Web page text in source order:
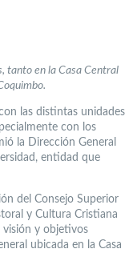
tanto en la Casa Central
las distintas unidades
con los
la Dirección General
entidad que
del Consejo Superior
y Cultura Cristiana
visión y objetivos
ubicada en la Casa